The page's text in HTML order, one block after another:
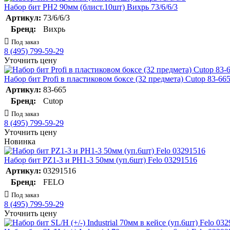
Набор бит PH2 90мм (блист.10шт) Вихрь 73/6/6/3
Артикул: 73/6/6/3
Бренд:
Вихрь
Под заказ
8 (495) 799-59-29
Уточнить цену
Набор бит Profi в пластиковом боксе (32 предмета) Cutop 83-665
Артикул: 83-665
Бренд:
Cutop
Под заказ
8 (495) 799-59-29
Уточнить цену
Новинка
Набор бит PZ1-3 и PH1-3 50мм (уп.6шт) Felo 03291516
Артикул: 03291516
Бренд:
FELO
Под заказ
8 (495) 799-59-29
Уточнить цену